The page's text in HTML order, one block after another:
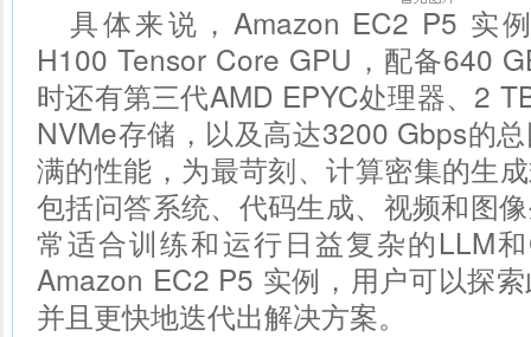
具体来说，Amazon EC2 P5 实
H100 Tensor Core GPU，配备640
时还有第三代AMD EPYC处理器、2
NVMe存储，以及高达3200 Gbps的
满的性能，为最苛刻、计算密集的生
包括问答系统、代码生成、视频和图
常适合训练和运行日益复杂的LLM
Amazon EC2 P5 实例，用户可以探
并且更快地迭代出解决方案。